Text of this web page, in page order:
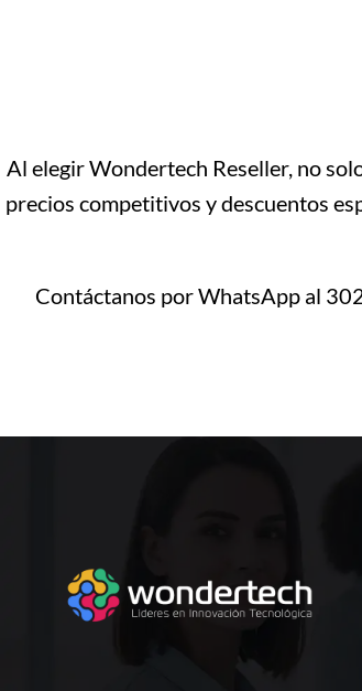
Al elegir Wondertech Reseller, no
precios competitivos y descuentos
Contáctanos por WhatsApp al